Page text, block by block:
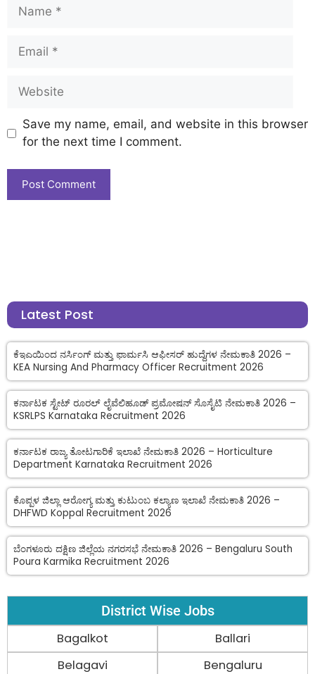
Save my name, email, and website in this browser
for the next time I comment.
Latest Post
ಕೆಇಎಯಿಂದ ನರ್ಸಿಂಗ್ ಮತ್ತು ಫಾರ್ಮಸಿ ಆಫೀಸರ್ ಹುದ್ದೆಗಳ ನೇಮಕಾತಿ 2026 –
KEA Nursing And Pharmacy Officer Recruitment 2026
ಕರ್ನಾಟಕ ಸ್ಟೇಟ್ ರೂರಲ್ ಲೈವೆಲಿಹೂಡ್ ಪ್ರಮೋಷನ್ ಸೊಸೈಟಿ ನೇಮಕಾತಿ 2026 –
KSRLPS Karnataka Recruitment 2026
ಕರ್ನಾಟಕ ರಾಜ್ಯ ತೋಟಗಾರಿಕೆ ಇಲಾಖೆ ನೇಮಕಾತಿ 2026 – Horticulture
Department Karnataka Recruitment 2026
ಕೊಪ್ಪಳ ಜಿಲ್ಲಾ ಆರೋಗ್ಯ ಮತ್ತು ಕುಟುಂಬ ಕಲ್ಯಾಣ ಇಲಾಖೆ ನೇಮಕಾತಿ 2026 –
DHFWD Koppal Recruitment 2026
ಬೆಂಗಳೂರು ದಕ್ಷಿಣ ಜಿಲ್ಲೆಯ ನಗರಸಭೆ ನೇಮಕಾತಿ 2026 – Bengaluru South
Poura Karmika Recruitment 2026
District Wise Jobs
Bagalkot
Ballari
Belagavi
Bengaluru